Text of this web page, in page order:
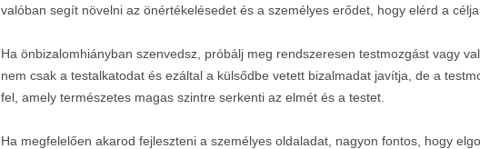
valóban segít növelni az önértékelésedet és a személyes erődet, hogy elérd a
Ha önbizalomhiányban szenvedsz, próbálj meg rendszeresen testmozgást vagy
nem csak a testalkatodat és ezáltal a külsődbe vetett bizalmadat javítja, de a
fel, amely természetes magas szintre serkenti az elmét és a testet.
Ha megfelelően akarod fejleszteni a személyes oldaladat, nagyon fontos, hogy